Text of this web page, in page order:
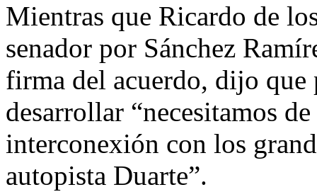
Mientras que Ricardo de
senador por Sánchez
firma del acuerdo, dijo que
desarrollar “necesitamos
interconexión con los
autopista Duarte”.